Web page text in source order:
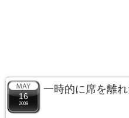
16
2009
一時的に席を離